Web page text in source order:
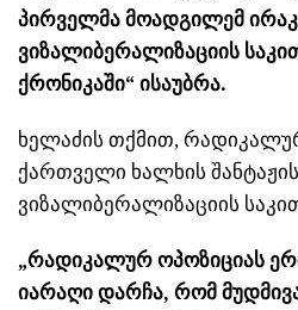
პირველმა მოადგილემ
ვიზალიბერალიზაციის
ქრონიკაში“ ისაუბრა.
ხელაძის თქმით,
ქართველი ხალხის
ვიზალიბერალიზაციის
„რადიკალურ ოპოზიციას
იარაღი დარჩა, რომ